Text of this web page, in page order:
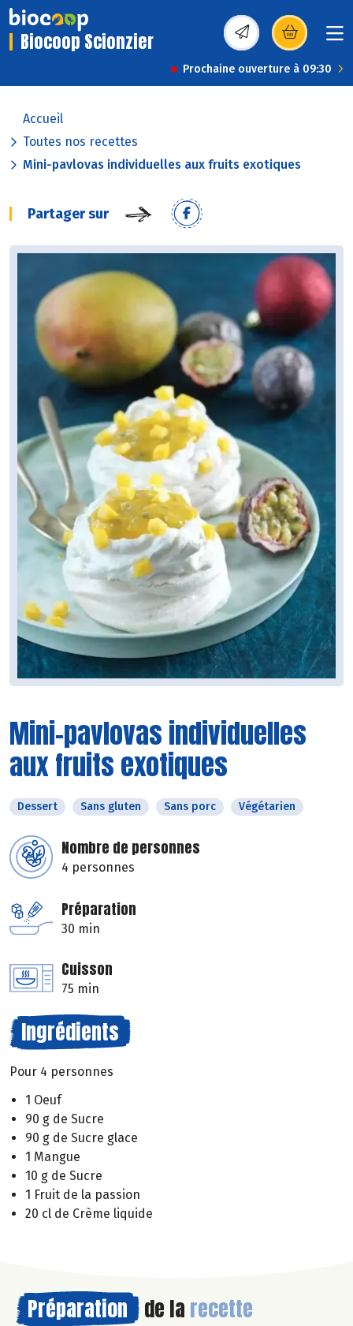
Biocoop Scionzier (s’ouvre dans une
Prochaine ouverture à 09:30
Accueil
Toutes nos recettes
Mini-pavlovas individuelles aux fruits exotiques
Partager sur
Mini-pavlovas individuelles
aux fruits exotiques
Dessert Sans gluten Sans porc Végétarien
Nombre de personnes
4 personnes
Préparation
30 min
Cuisson
75 min
Ingrédients
Pour 4 personnes
1 Oeuf
90 g de Sucre
90 g de Sucre glace
1 Mangue
10 g de Sucre
1 Fruit de la passion
20 cl de Crème liquide
Préparation de la recette